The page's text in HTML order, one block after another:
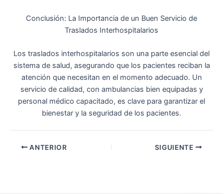
Conclusión: La Importancia de un Buen Servicio de
Traslados Interhospitalarios
Los traslados interhospitalarios son una parte esencial del
sistema de salud, asegurando que los pacientes reciban la
atención que necesitan en el momento adecuado. Un
servicio de calidad, con ambulancias bien equipadas y
personal médico capacitado, es clave para garantizar el
bienestar y la seguridad de los pacientes.
Navegación
ANTERIOR SIGUIENTE